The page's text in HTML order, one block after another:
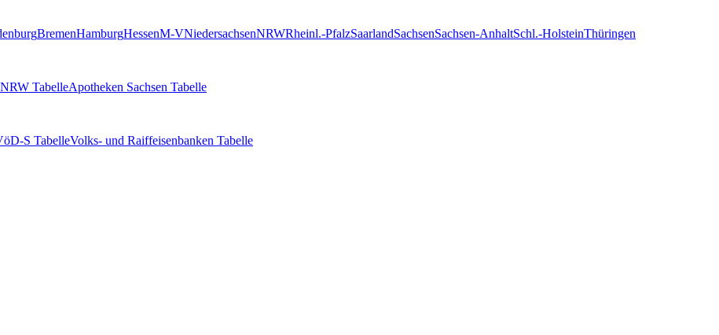
BremenHamburgHessenM-VNiedersachsenNRWRheinl.-PfalzSaarlandSachsenSachsen-AnhaltSchl.-HolsteinThüringen
TabelleApotheken Sachsen Tabelle
S TabelleVolks- und Raiffeisenbanken Tabelle